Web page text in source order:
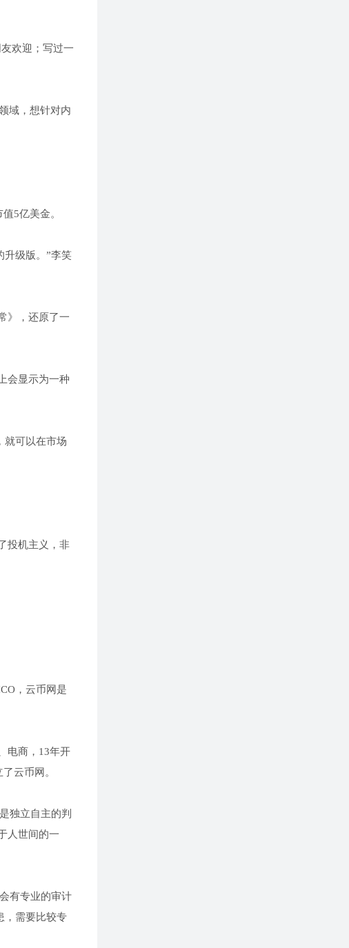
欢迎；写过一
域，想针对内
5亿美金。
升级版。”李笑
》，还原了一
会显示为一种
就可以在市场
投机主义，非
，云币网是
电商，13年开
云币网。
独立自主的判
人世间的一
有专业的审计
，需要比较专